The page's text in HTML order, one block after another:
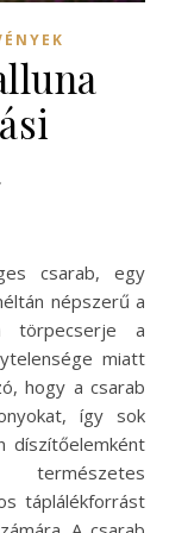
népszerű a
törpecserje a
miatt
hogy a csarab
így sok
díszítőelemként
természetes
táplálékforrást